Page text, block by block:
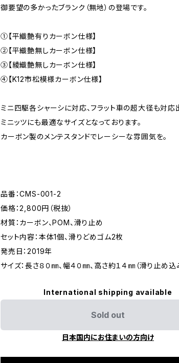
御要望の多かったブランク（無地）の登場です。
①【平織艶有りカーボン仕様】
②【平織艶無しカーボン仕様】
③【綾織艶無しカーボン仕様】
④【K12市松模様カーボン仕様】
ミニ四駆各シャーシに対応、フラット車の超大径も対応
ミニッツにも最適なサイズとなっております。
カーボン製のメンテスタンドでレーシーな雰囲気を。
品番：CMS-001-2
価格：2,800円（税抜）
材質：カーボン、POM、滑り止め
セット内容：本体1個、滑りどめゴム2枚
発売日：2019年
サイズ：長さ８０㎜、幅４０㎜、高さ約１４㎜（滑り止め込
International shipping available
Sold out
日本国内にお住まいの方向け